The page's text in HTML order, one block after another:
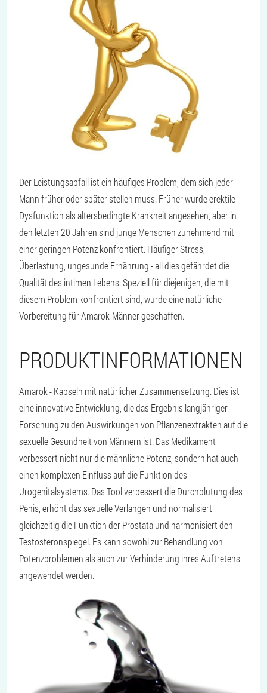
Der Leistungsabfall ist ein häufiges Problem, dem sich jeder
Mann früher oder später stellen muss. Früher wurde erektile
Dysfunktion als altersbedingte Krankheit angesehen, aber in
den letzten 20 Jahren sind junge Menschen zunehmend mit
einer geringen Potenz konfrontiert. Häufiger Stress,
Überlastung, ungesunde Ernährung - all dies gefährdet die
Qualität des intimen Lebens. Speziell für diejenigen, die mit
diesem Problem konfrontiert sind, wurde eine natürliche
Vorbereitung für Amarok-Männer geschaffen.
PRODUKTINFORMATIONEN
Amarok - Kapseln mit natürlicher Zusammensetzung. Dies ist
eine innovative Entwicklung, die das Ergebnis langjähriger
Forschung zu den Auswirkungen von Pflanzenextrakten auf die
sexuelle Gesundheit von Männern ist. Das Medikament
verbessert nicht nur die männliche Potenz, sondern hat auch
einen komplexen Einfluss auf die Funktion des
Urogenitalsystems. Das Tool verbessert die Durchblutung des
Penis, erhöht das sexuelle Verlangen und normalisiert
gleichzeitig die Funktion der Prostata und harmonisiert den
Testosteronspiegel. Es kann sowohl zur Behandlung von
Potenzproblemen als auch zur Verhinderung ihres Auftretens
angewendet werden.